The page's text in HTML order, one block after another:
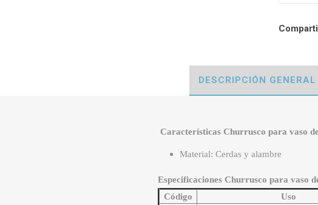
DESCRIPCIÓN GENERAL
Características Churrusco para vaso
Material: Cerdas y alambre
Especificaciones Churrusco para vaso
Código
Uso